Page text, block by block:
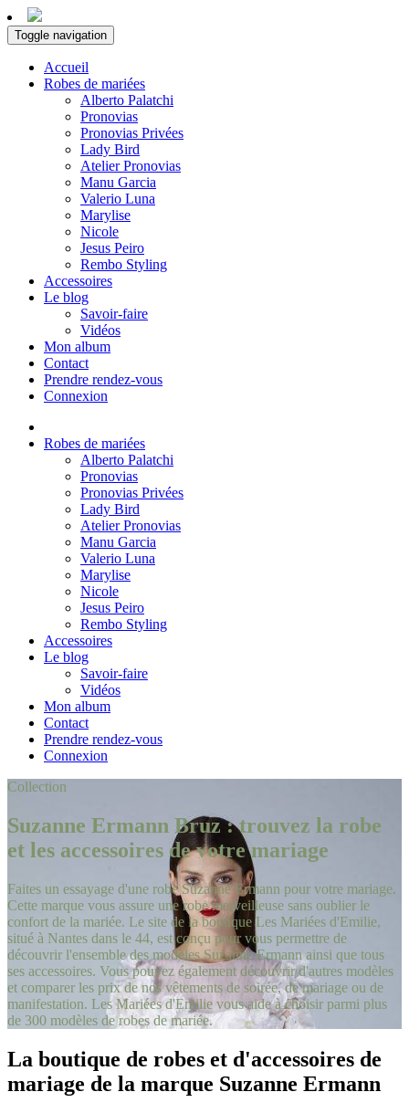
Toggle navigation
Accueil
Robes de mariées
Alberto Palatchi
Pronovias
Pronovias Privées
Lady Bird
Atelier Pronovias
Manu Garcia
Valerio Luna
Marylise
Nicole
Jesus Peiro
Rembo Styling
Accessoires
Le blog
Savoir-faire
Vidéos
Mon album
Contact
Prendre rendez-vous
Connexion
Robes de mariées
Alberto Palatchi
Pronovias
Pronovias Privées
Lady Bird
Atelier Pronovias
Manu Garcia
Valerio Luna
Marylise
Nicole
Jesus Peiro
Rembo Styling
Accessoires
Le blog
Savoir-faire
Vidéos
Mon album
Contact
Prendre rendez-vous
Connexion
Collection
Suzanne Ermann Bruz : trouvez la robe
et les accessoires de votre mariage
Faites un essayage d'une robe Suzanne Ermann pour votre mariage.
Cette marque vous assure une robe merveilleuse sans oublier le
confort de la mariée. Le site de la boutique Les Mariées d'Emilie,
situé à Nantes dans le 44, est conçu pour vous permettre de
découvrir l'ensemble des modèles Suzanne Ermann ainsi que tous
ses accessoires. Vous pouvez également découvrir d'autres modèles
et comparer les prix de nos vêtements de soirée, de mariage ou de
manifestation. Les Mariées d'Emilie vous aide à choisir parmi plus
de 300 modèles de robes de mariée.
La boutique de robes et d'accessoires de
mariage de la marque Suzanne Ermann